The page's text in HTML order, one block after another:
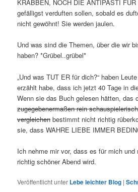
KRABBEN, NOCH DIE ANTIPASTI
gefälligst verduften sollen, sobald es
nicht gewöhnt! Sie werden jaulen.
Und was sind die Themen, über die wir
haben? *Grübel..grübel*
„Und was TUT ER für dich?“ haben
erzählt habe, dass ich jetzt 40 Tage in
Wenn sie das Buch gelesen hätten, das
zugegebenermaßen rein
vergleichen bestimmt nicht richtig
sie, dass WAHRE LIEBE IMMER
Ich nehme mir vor, dass es für mich und
richtig schöner Abend wird.
Veröffentlicht unter Lebe leichter Blog |